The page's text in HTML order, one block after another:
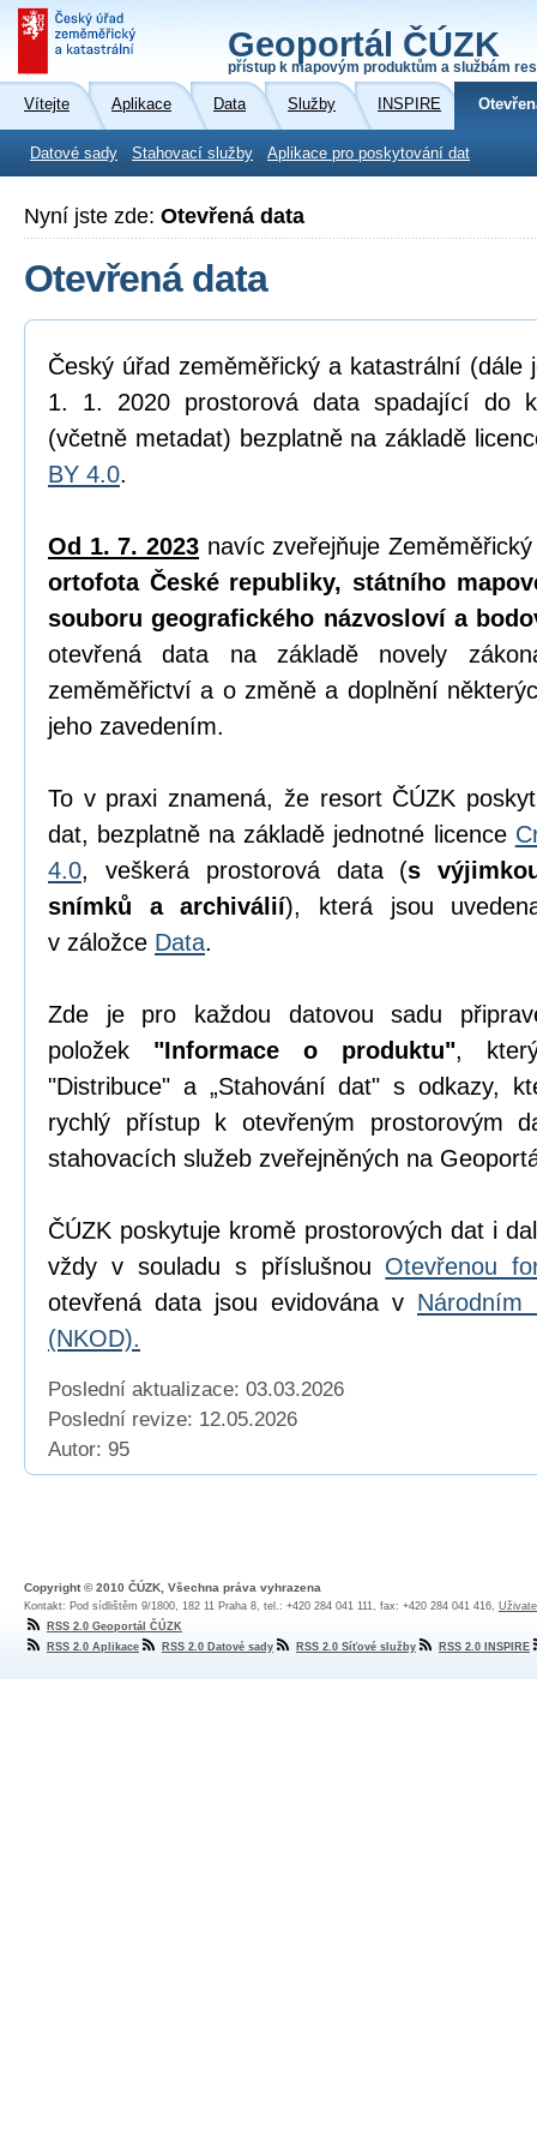
Geoportál ČÚZK
přístup k mapovým produktům a službám
Vítejte Aplikace Data Služby INSPIRE
Datové sady Stahovací služby Aplikace pro poskytování dat
Nyní jste zde: Otevřená data
Otevřená data
Český úřad zeměměřický a katastrální (dále
1. 1. 2020 prostorová data spadající do
(včetně metadat) bezplatně na základě
BY 4.0.
Od 1. 7. 2023 navíc zveřejňuje
ortofota České republiky, státního
souboru geografického názvosloví a
otevřená data na základě novely
zeměměřictví a o změně a doplnění
jeho zavedením.
To v praxi znamená, že resort ČÚZK
dat, bezplatně na základě jednotné licence
4.0, veškerá prostorová data (s
snímků a archiválií), která jsou
v záložce Data.
Zde je pro každou datovou sadu
položek "Informace o produktu",
"Distribuce" a „Stahování dat" s odkazy,
rychlý přístup k otevřeným prostorovým
stahovacích služeb zveřejněných na
ČÚZK poskytuje kromě prostorových dat i
vždy v souladu s příslušnou Otevřenou
otevřená data jsou evidována v Národním
(NKOD).
Poslední aktualizace: 03.03.2026
Poslední revize: 12.05.2026
Autor: 95
Copyright © 2010 ČÚZK, Všechna práva vyhrazena
Kontakt: Pod sídlištěm 9/1800, 182 11 Praha 8, tel.: +420 284 041 111, fax: +420 284 041 416,
RSS 2.0 Geoportál ČÚZK
RSS 2.0 Aplikace
RSS 2.0 Datové sady RSS 2.0 Síťové služby RSS 2.0 INSPIRE